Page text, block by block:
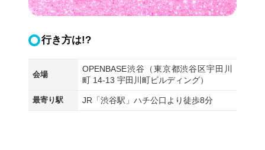
行き方は!?
会場
OPENBASE渋谷（東京都渋谷区宇田川
町 14-13 宇田川町ビルディング）
最寄り駅 JR「渋谷駅」ハチ公口より徒歩8分